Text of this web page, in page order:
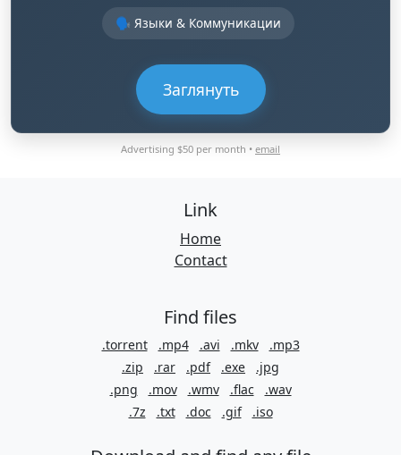
🗣️ Языки & Коммуникации
Заглянуть
Advertising $50 per month • email
Link
Home
Contact
Find files
.torrent .mp4 .avi .mkv
.mp3
.zip
.rar .pdf .exe
.jpg
.png
.mov .wmv .flac
.wav
.7z
.txt .doc .gif .iso